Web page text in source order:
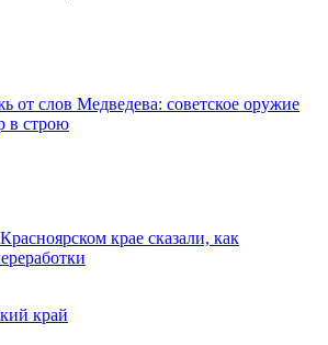
от слов Медведева: советское оружие
в строю
крае сказали, как
край